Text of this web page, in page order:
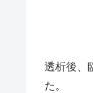
透析後、
た。